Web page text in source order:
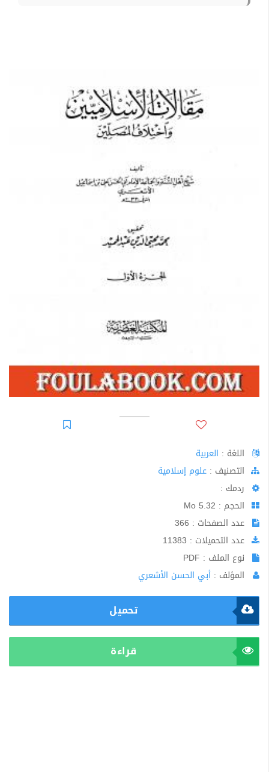
اللغة : العربية
اﻟﺘﺼﻨﻴﻒ : علوم إسلامية
ردمك :
الحجم : 5.32 Mo
عدد الصفحات : 366
عدد التحميلات : 11383
نوع الملف : PDF
المؤلف : أبي الحسن الأشعري
تحميل
قراءة